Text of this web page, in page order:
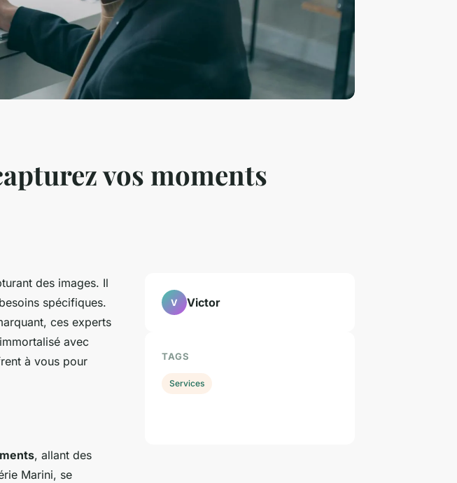
vos moments
des images. Il
spécifiques.
ces experts
avec
à vous pour
, allant des
Marini, se
V Victor
TAGS
Services